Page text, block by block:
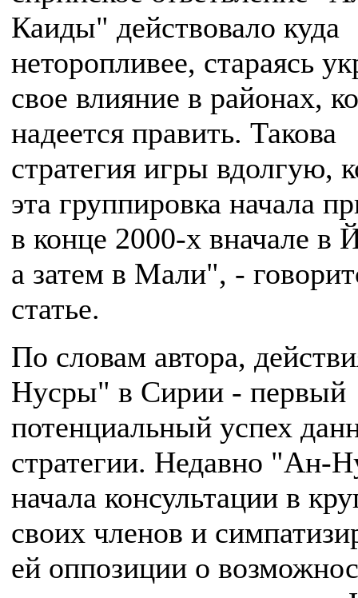
Каиды" действовало куда
неторопливее, стараясь
свое влияние в районах,
надеется править. Такова
стратегия игры вдолгую,
эта группировка начала
в конце 2000-х вначале в
а затем в Мали", -
статье.
По словам автора,
Нусры" в Сирии - первый
потенциальный успех
стратегии. Недавно "Ан-
начала консультации в
своих членов и
ей оппозиции о